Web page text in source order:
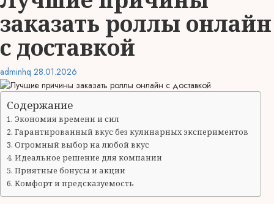
заказать роллы онлайн
с доставкой
adminhq 28.01.2026
Содержание
Экономия времени и сил
Гарантированный вкус без кулинарных экспериментов
Огромный выбор на любой вкус
Идеальное решение для компании
Приятные бонусы и акции
Комфорт и предсказуемость